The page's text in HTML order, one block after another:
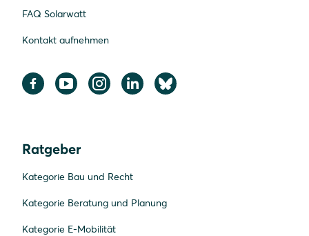
FAQ Solarwatt
Kontakt aufnehmen
Ratgeber
Kategorie Bau und Recht
Kategorie Beratung und Planung
Kategorie E-Mobilität